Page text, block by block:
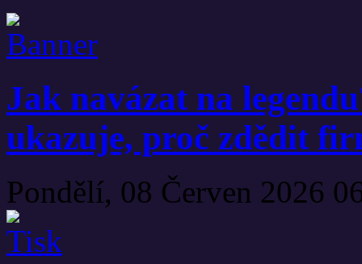
Jak navázat na
ukazuje, proč zdědit
Pondělí, 08 Červen 2026